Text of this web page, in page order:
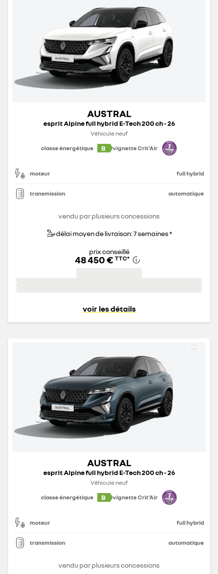
AUSTRAL
esprit Alpine full hybrid E-Tech 200 ch - 26
Véhicule neuf
classe énergétique
B vignette Crit'Air
moteur full hybrid
transmission automatique
vendu par plusieurs concessions
délai moyen de livraison: 7 semaines *
prix conseillé
48 450 € TTC*
voir les détails
AUSTRAL
esprit Alpine full hybrid E-Tech 200 ch - 26
Véhicule neuf
classe énergétique
B vignette Crit'Air
moteur full hybrid
transmission automatique
vendu par plusieurs concessions